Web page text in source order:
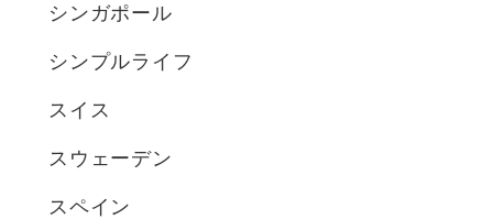
シンガポール
シンプルライフ
スイス
スウェーデン
スペイン